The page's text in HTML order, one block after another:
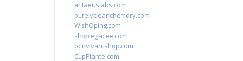
antaeuslabs.com
purelycleanchemdry.com
WishOping.com
shoplegacee.com
bonvivantshop.com
CupPlante.com